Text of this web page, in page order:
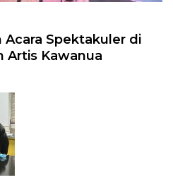
Acara Spektakuler di
Artis Kawanua